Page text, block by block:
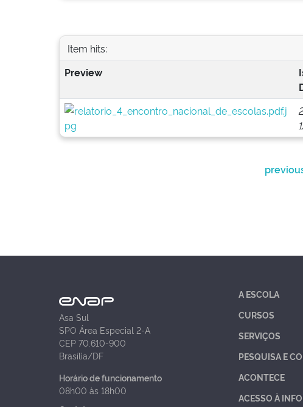
Item hits:
Preview
Asa Sul
SPO Área Especial 2-A
CEP 70.610-900
Brasília/DF
Horário de funcionamento
08h00 às 18h00
A ESCOLA
CURSOS
SERVIÇOS
PESQUISA E
ACONTECE
ACESSO À